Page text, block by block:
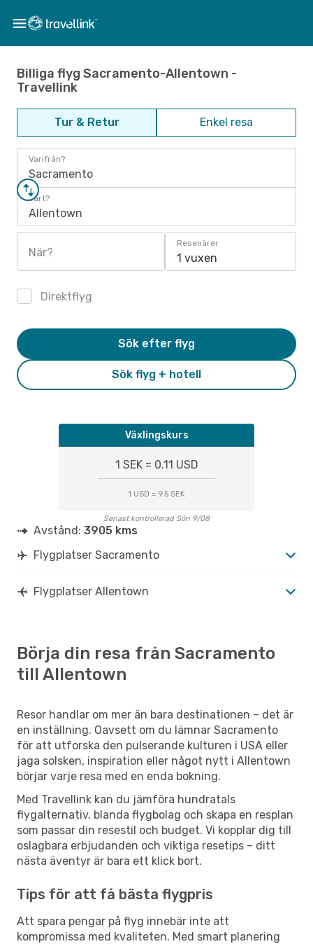
Billiga flyg Sacramento-Allentown -
Travellink
Tur & Retur Enkel resa
Varifrån?
Sacramento
Vart?
Allentown
När?
Resenärer
1 vuxen
Direktflyg
Sök flyg + hotell
Sök efter flyg
Växlingskurs
1 SEK = 0.11 USD
1 USD = 9.5 SEK
Senast kontrollerad Sön 9/08
Avstånd: 3905 kms
Flygplatser Sacramento
Flygplatser Allentown
Börja din resa från Sacramento
till Allentown
Resor handlar om mer än bara destinationen – det är
en inställning. Oavsett om du lämnar Sacramento
för att utforska den pulserande kulturen i USA eller
jaga solsken, inspiration eller något nytt i Allentown
börjar varje resa med en enda bokning.
Med Travellink kan du jämföra hundratals
flygalternativ, blanda flygbolag och skapa en resplan
som passar din resestil och budget. Vi kopplar dig till
oslagbara erbjudanden och viktiga resetips – ditt
nästa äventyr är bara ett klick bort.
Tips för att få bästa flygpris
Att spara pengar på flyg innebär inte att
kompromissa med kvaliteten. Med smart planering